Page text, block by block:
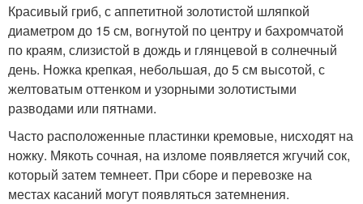
Красивый гриб, с аппетитной золотистой шляпкой
диаметром до 15 см, вогнутой по центру и бахромчатой
по краям, слизистой в дождь и глянцевой в солнечный
день. Ножка крепкая, небольшая, до 5 см высотой, с
желтоватым оттенком и узорными золотистыми
разводами или пятнами.
Часто расположенные пластинки кремовые, нисходят на
ножку. Мякоть сочная, на изломе появляется жгучий сок,
который затем темнеет. При сборе и перевозке на
местах касаний могут появляться затемнения.